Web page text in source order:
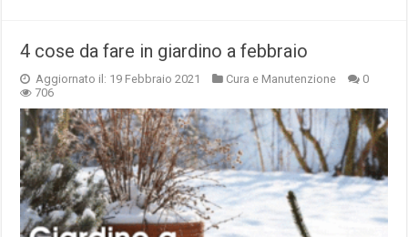
4 cose da fare in giardino a febbraio
Aggiornato il: 19 Febbraio 2021 Cura e Manutenzione
0
706